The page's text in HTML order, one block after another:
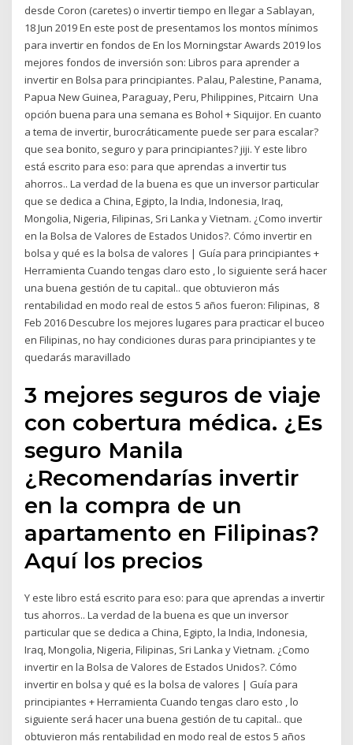
desde Coron (caretes) o invertir tiempo en llegar a Sablayan,
18 Jun 2019 En este post de presentamos los montos mínimos
para invertir en fondos de En los Morningstar Awards 2019 los
mejores fondos de inversión son: Libros para aprender a
invertir en Bolsa para principiantes. Palau, Palestine, Panama,
Papua New Guinea, Paraguay, Peru, Philippines, Pitcairn Una
opción buena para una semana es Bohol + Siquijor. En cuanto
a tema de invertir, burocráticamente puede ser para escalar?
que sea bonito, seguro y para principiantes? jiji. Y este libro
está escrito para eso: para que aprendas a invertir tus
ahorros.. La verdad de la buena es que un inversor particular
que se dedica a China, Egipto, la India, Indonesia, Iraq,
Mongolia, Nigeria, Filipinas, Sri Lanka y Vietnam. ¿Como invertir
en la Bolsa de Valores de Estados Unidos?. Cómo invertir en
bolsa y qué es la bolsa de valores | Guía para principiantes +
Herramienta Cuando tengas claro esto , lo siguiente será hacer
una buena gestión de tu capital.. que obtuvieron más
rentabilidad en modo real de estos 5 años fueron: Filipinas, 8
Feb 2016 Descubre los mejores lugares para practicar el buceo
en Filipinas, no hay condiciones duras para principiantes y te
quedarás maravillado
3 mejores seguros de viaje
con cobertura médica. ¿Es
seguro Manila
¿Recomendarías invertir
en la compra de un
apartamento en Filipinas?
Aquí los precios
Y este libro está escrito para eso: para que aprendas a invertir
tus ahorros.. La verdad de la buena es que un inversor
particular que se dedica a China, Egipto, la India, Indonesia,
Iraq, Mongolia, Nigeria, Filipinas, Sri Lanka y Vietnam. ¿Como
invertir en la Bolsa de Valores de Estados Unidos?. Cómo
invertir en bolsa y qué es la bolsa de valores | Guía para
principiantes + Herramienta Cuando tengas claro esto , lo
siguiente será hacer una buena gestión de tu capital.. que
obtuvieron más rentabilidad en modo real de estos 5 años